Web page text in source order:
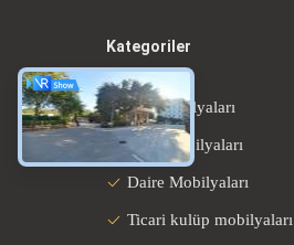
Kategoriler
otel mobilyaları
Villa Mobilyaları
Daire Mobilyaları
Ticari kulüp mobilyaları